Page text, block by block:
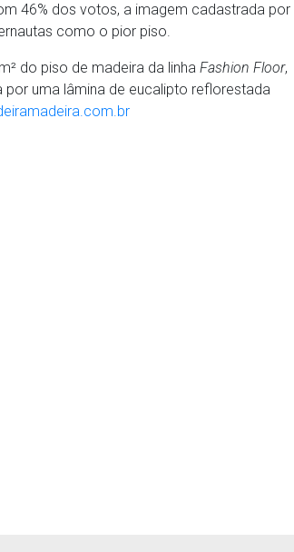
46% dos votos, a imagem cadastrada por
como o pior piso.
do piso de madeira da linha Fashion Floor,
uma lâmina de eucalipto reflorestada